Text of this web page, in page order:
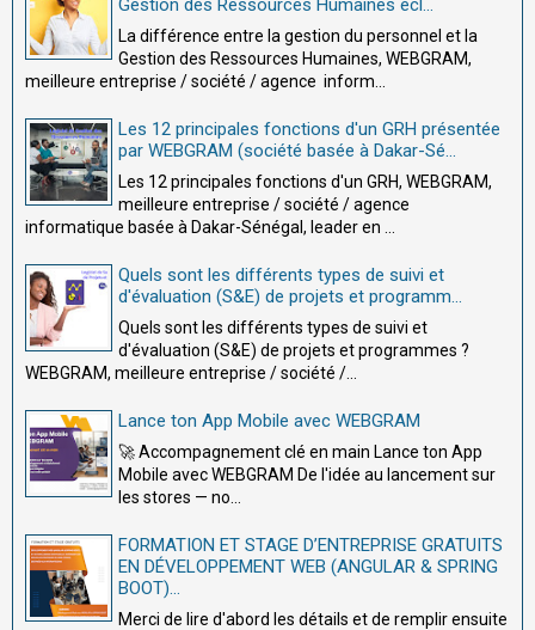
La différence entre la gestion du personnel et la
Gestion des Ressources Humaines, WEBGRAM,
meilleure entreprise / société / agence inform...
Les 12 principales fonctions d'un GRH présentée
par WEBGRAM (société basée à Dakar-Sé...
Les 12 principales fonctions d'un GRH, WEBGRAM,
meilleure entreprise / société / agence
informatique basée à Dakar-Sénégal, leader en ...
Quels sont les différents types de suivi et
d'évaluation (S&E) de projets et programm...
Quels sont les différents types de suivi et
d'évaluation (S&E) de projets et programmes ?
WEBGRAM, meilleure entreprise / société /...
Lance ton App Mobile avec WEBGRAM
🚀 Accompagnement clé en main Lance ton App
Mobile avec WEBGRAM De l'idée au lancement sur
les stores — no...
FORMATION ET STAGE D’ENTREPRISE GRATUITS
EN DÉVELOPPEMENT WEB (ANGULAR & SPRING
BOOT)...
Merci de lire d'abord les détails et de remplir ensuite